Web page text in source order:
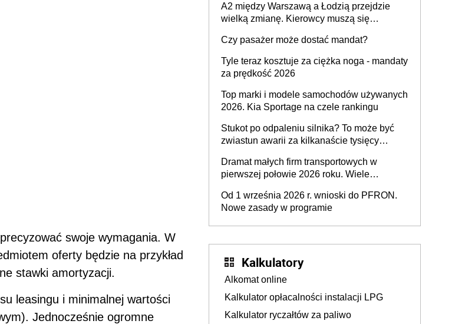
swoje wymagania. W
oferty będzie na przykład
stawki amortyzacji.
leasingu i minimalnej wartości
Jednocześnie ogromne
A2 między Warszawą a Łodzią przejdzie
wielką zmianę. Kierowcy muszą się
Czy pasażer może dostać mandat?
Tyle teraz kosztuje za ciężka noga - mandaty
za prędkość 2026
Top marki i modele samochodów używanych
2026. Kia Sportage na czele rankingu
Stukot po odpaleniu silnika? To może być
zwiastun awarii za kilkanaście tysięcy
Dramat małych firm transportowych w
pierwszej połowie 2026 roku. Wiele
Od 1 września 2026 r. wnioski do PFRON.
Nowe zasady w programie
Kalkulatory
Alkomat online
Kalkulator opłacalności instalacji LPG
Kalkulator ryczałtów za paliwo